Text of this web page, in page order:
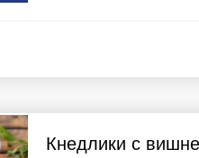
Кнедлики с